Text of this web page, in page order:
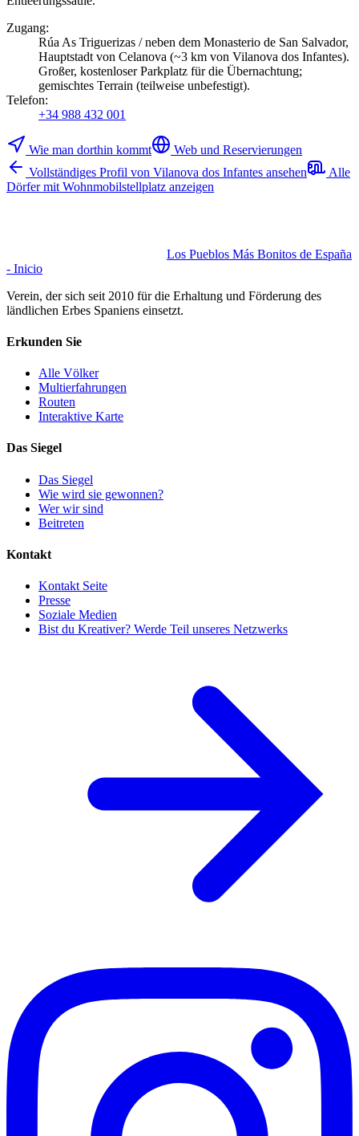
Zugang:
Rúa As Triguerizas / neben dem Monasterio de San Salvador,
Hauptstadt von Celanova (~3 km von Vilanova dos Infantes).
Großer, kostenloser Parkplatz für die Übernachtung;
gemischtes Terrain (teilweise unbefestigt).
Telefon:
+34 988 432 001
Wie man dorthin kommt
Web und Reservierungen
Vollständiges Profil von Vilanova dos Infantes ansehen
Alle
Dörfer mit Wohnmobilstellplatz anzeigen
Los Pueblos Más Bonitos de España
- Inicio
Verein, der sich seit 2010 für die Erhaltung und Förderung des
ländlichen Erbes Spaniens einsetzt.
Erkunden Sie
Alle Völker
Multierfahrungen
Routen
Interaktive Karte
Das Siegel
Das Siegel
Wie wird sie gewonnen?
Wer wir sind
Beitreten
Kontakt
Kontakt Seite
Presse
Soziale Medien
Bist du Kreativer? Werde Teil unseres Netzwerks